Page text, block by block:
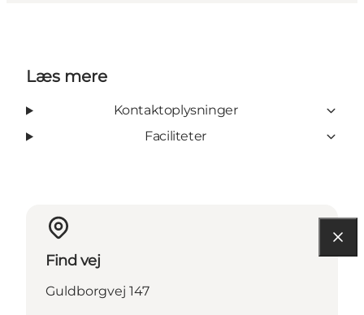
Læs mere
Kontaktoplysninger
Faciliteter
Find vej
Guldborgvej 147